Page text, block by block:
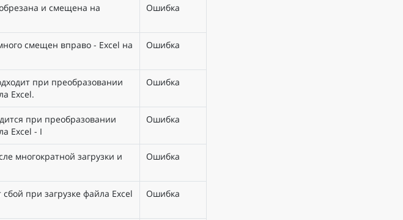
и смещена на
Ошибка
смещен вправо - Excel на
Ошибка
при преобразовании
Excel.
Ошибка
при преобразовании
Excel - I
Ошибка
многократной загрузки и
Ошибка
при загрузке файла Excel Ошибка